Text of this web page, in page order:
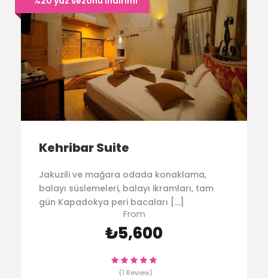
Kehribar Suite
Jakuzili ve mağara odada konaklama,
balayı süslemeleri, balayı ikramları, tam
gün Kapadokya peri bacaları […]
From
₺5,600
(1 Review)